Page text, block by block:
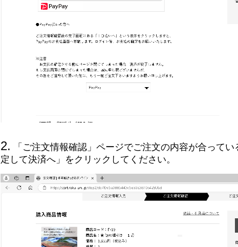
2.
「ご注文情報確認」ページでご注文の内容が合って
定して決済へ」をクリックしてください。